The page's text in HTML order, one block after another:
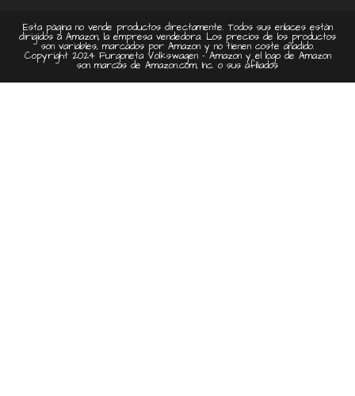
Esta página no vende productos directamente. Todos sus enlaces están
dirigidos a Amazon, la empresa vendedora. Los precios de los productos
son variables, marcados por Amazon y no tienen coste añadido.
Copyright 2024 Furgoneta Volkswagen - Amazon y el logo de Amazon
son marcas de Amazon.com, Inc. o sus afiliados